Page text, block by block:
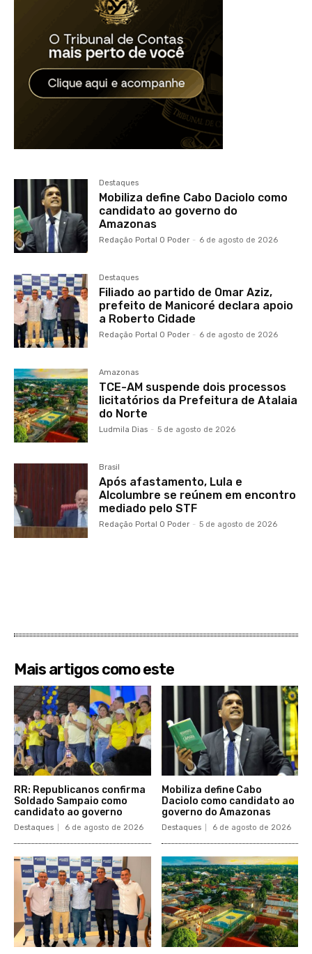
Destaques
Mobiliza define Cabo Daciolo como
candidato ao governo do
Amazonas
Redação Portal O Poder - 6 de agosto de 2026
Destaques
Filiado ao partido de Omar Aziz,
prefeito de Manicoré declara apoio
a Roberto Cidade
Redação Portal O Poder - 6 de agosto de 2026
Amazonas
TCE-AM suspende dois processos
licitatórios da Prefeitura de Atalaia
do Norte
Ludmila Dias - 5 de agosto de 2026
Brasil
Após afastamento, Lula e
Alcolumbre se reúnem em encontro
mediado pelo STF
Redação Portal O Poder - 5 de agosto de 2026
Mais artigos como este
RR: Republicanos confirma
Soldado Sampaio como
candidato ao governo
Destaques 6 de agosto de 2026
Mobiliza define Cabo
Daciolo como candidato ao
governo do Amazonas
Destaques 6 de agosto de 2026